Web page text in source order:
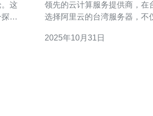
这
究
整
领先的云计算服务提供商，在
选择阿里云的台湾服务器，不
服务器的三大优势： 高速稳定的网络连接 丰富的云服务产
2025年10月31日